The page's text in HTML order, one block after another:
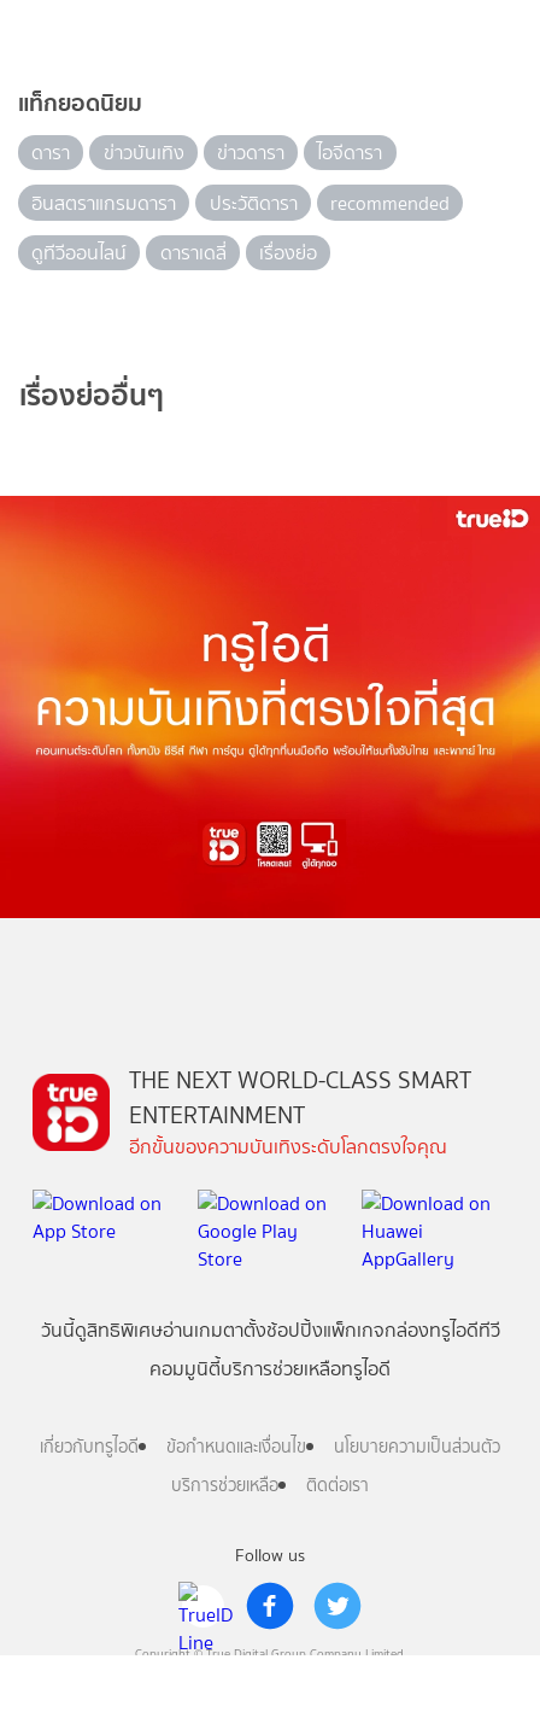
แท็กยอดนิยม
ดารา ข่าวบันเทิง ข่าวดารา
ไอจีดารา
อินสตราแกรมดารา
ประวัติดารา
recommended
ดูทีวีออนไลน์
ดาราเดลี่ เรื่องย่อ
เรื่องย่ออื่นๆ
Follow us
Copyright © True Digital Group Company Limited.
THE NEXT WORLD-CLASS SMART
ENTERTAINMENT
อีกขั้นของความบันเทิงระดับโลกตรงใจคุณ
วันนี้ดูสิทธิพิเศษอ่านเกมตาตั้งช้อปปิ้งแพ็กเกจกล่องทรูไอดีทีวี
คอมมูนิตี้บริการช่วยเหลือทรูไอดี
เกี่ยวกับทรูไอดี ข้อกำหนดและเงื่อนไข
นโยบายความเป็นส่วนตัว
บริการช่วยเหลือ
ติดต่อเรา